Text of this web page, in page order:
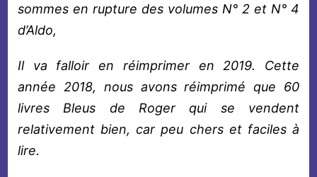
sommes en rupture des volumes N° 2 et N° 4
d’Aldo,
Il va falloir en réimprimer en 2019. Cette
année 2018, nous avons réimprimé que 60
livres Bleus de Roger qui se vendent
relativement bien, car peu chers et faciles à
lire.